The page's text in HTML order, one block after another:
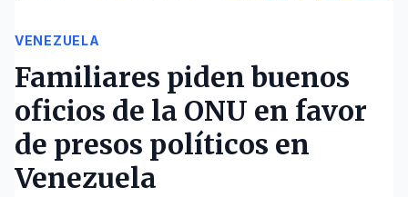
VENEZUELA
Familiares piden buenos
oficios de la ONU en favor
de presos políticos en
Venezuela